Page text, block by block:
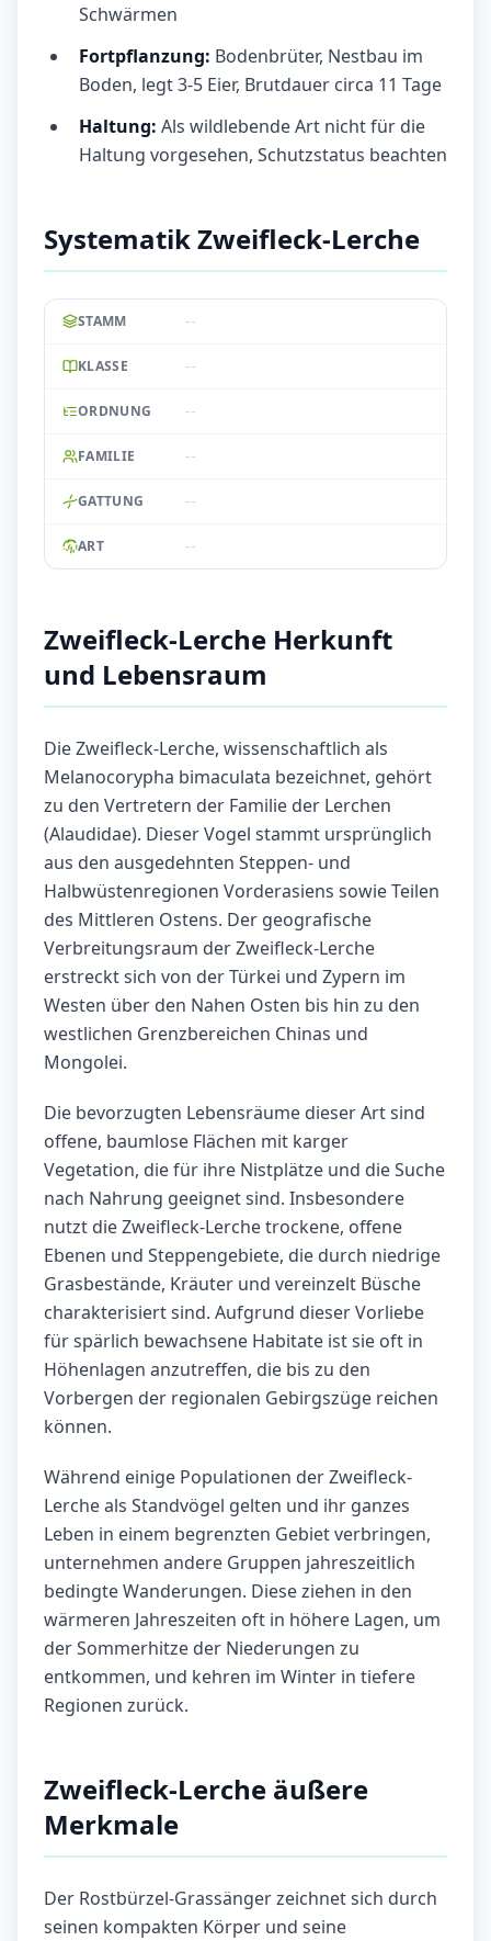
Schwärmen
Fortpflanzung: Bodenbrüter, Nestbau im
Boden, legt 3-5 Eier, Brutdauer circa 11 Tage
Haltung: Als wildlebende Art nicht für die
Haltung vorgesehen, Schutzstatus beachten
Systematik Zweifleck-Lerche
STAMM --
KLASSE --
ORDNUNG --
FAMILIE --
GATTUNG --
ART --
Zweifleck-Lerche Herkunft
und Lebensraum
Die Zweifleck-Lerche, wissenschaftlich als
Melanocorypha bimaculata bezeichnet, gehört
zu den Vertretern der Familie der Lerchen
(Alaudidae). Dieser Vogel stammt ursprünglich
aus den ausgedehnten Steppen- und
Halbwüstenregionen Vorderasiens sowie Teilen
des Mittleren Ostens. Der geografische
Verbreitungsraum der Zweifleck-Lerche
erstreckt sich von der Türkei und Zypern im
Westen über den Nahen Osten bis hin zu den
westlichen Grenzbereichen Chinas und
Mongolei.
Die bevorzugten Lebensräume dieser Art sind
offene, baumlose Flächen mit karger
Vegetation, die für ihre Nistplätze und die Suche
nach Nahrung geeignet sind. Insbesondere
nutzt die Zweifleck-Lerche trockene, offene
Ebenen und Steppengebiete, die durch niedrige
Grasbestände, Kräuter und vereinzelt Büsche
charakterisiert sind. Aufgrund dieser Vorliebe
für spärlich bewachsene Habitate ist sie oft in
Höhenlagen anzutreffen, die bis zu den
Vorbergen der regionalen Gebirgszüge reichen
können.
Während einige Populationen der Zweifleck-
Lerche als Standvögel gelten und ihr ganzes
Leben in einem begrenzten Gebiet verbringen,
unternehmen andere Gruppen jahreszeitlich
bedingte Wanderungen. Diese ziehen in den
wärmeren Jahreszeiten oft in höhere Lagen, um
der Sommerhitze der Niederungen zu
entkommen, und kehren im Winter in tiefere
Regionen zurück.
Zweifleck-Lerche äußere
Merkmale
Der Rostbürzel-Grassänger zeichnet sich durch
seinen kompakten Körper und seine